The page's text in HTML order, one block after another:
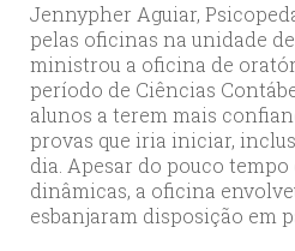
Jennypher Aguiar,
pelas oficinas na unidade
ministrou a oficina de
período de Ciências
alunos a terem mais
provas que iria iniciar,
dia. Apesar do pouco
dinâmicas, a oficina
esbanjaram disposição em